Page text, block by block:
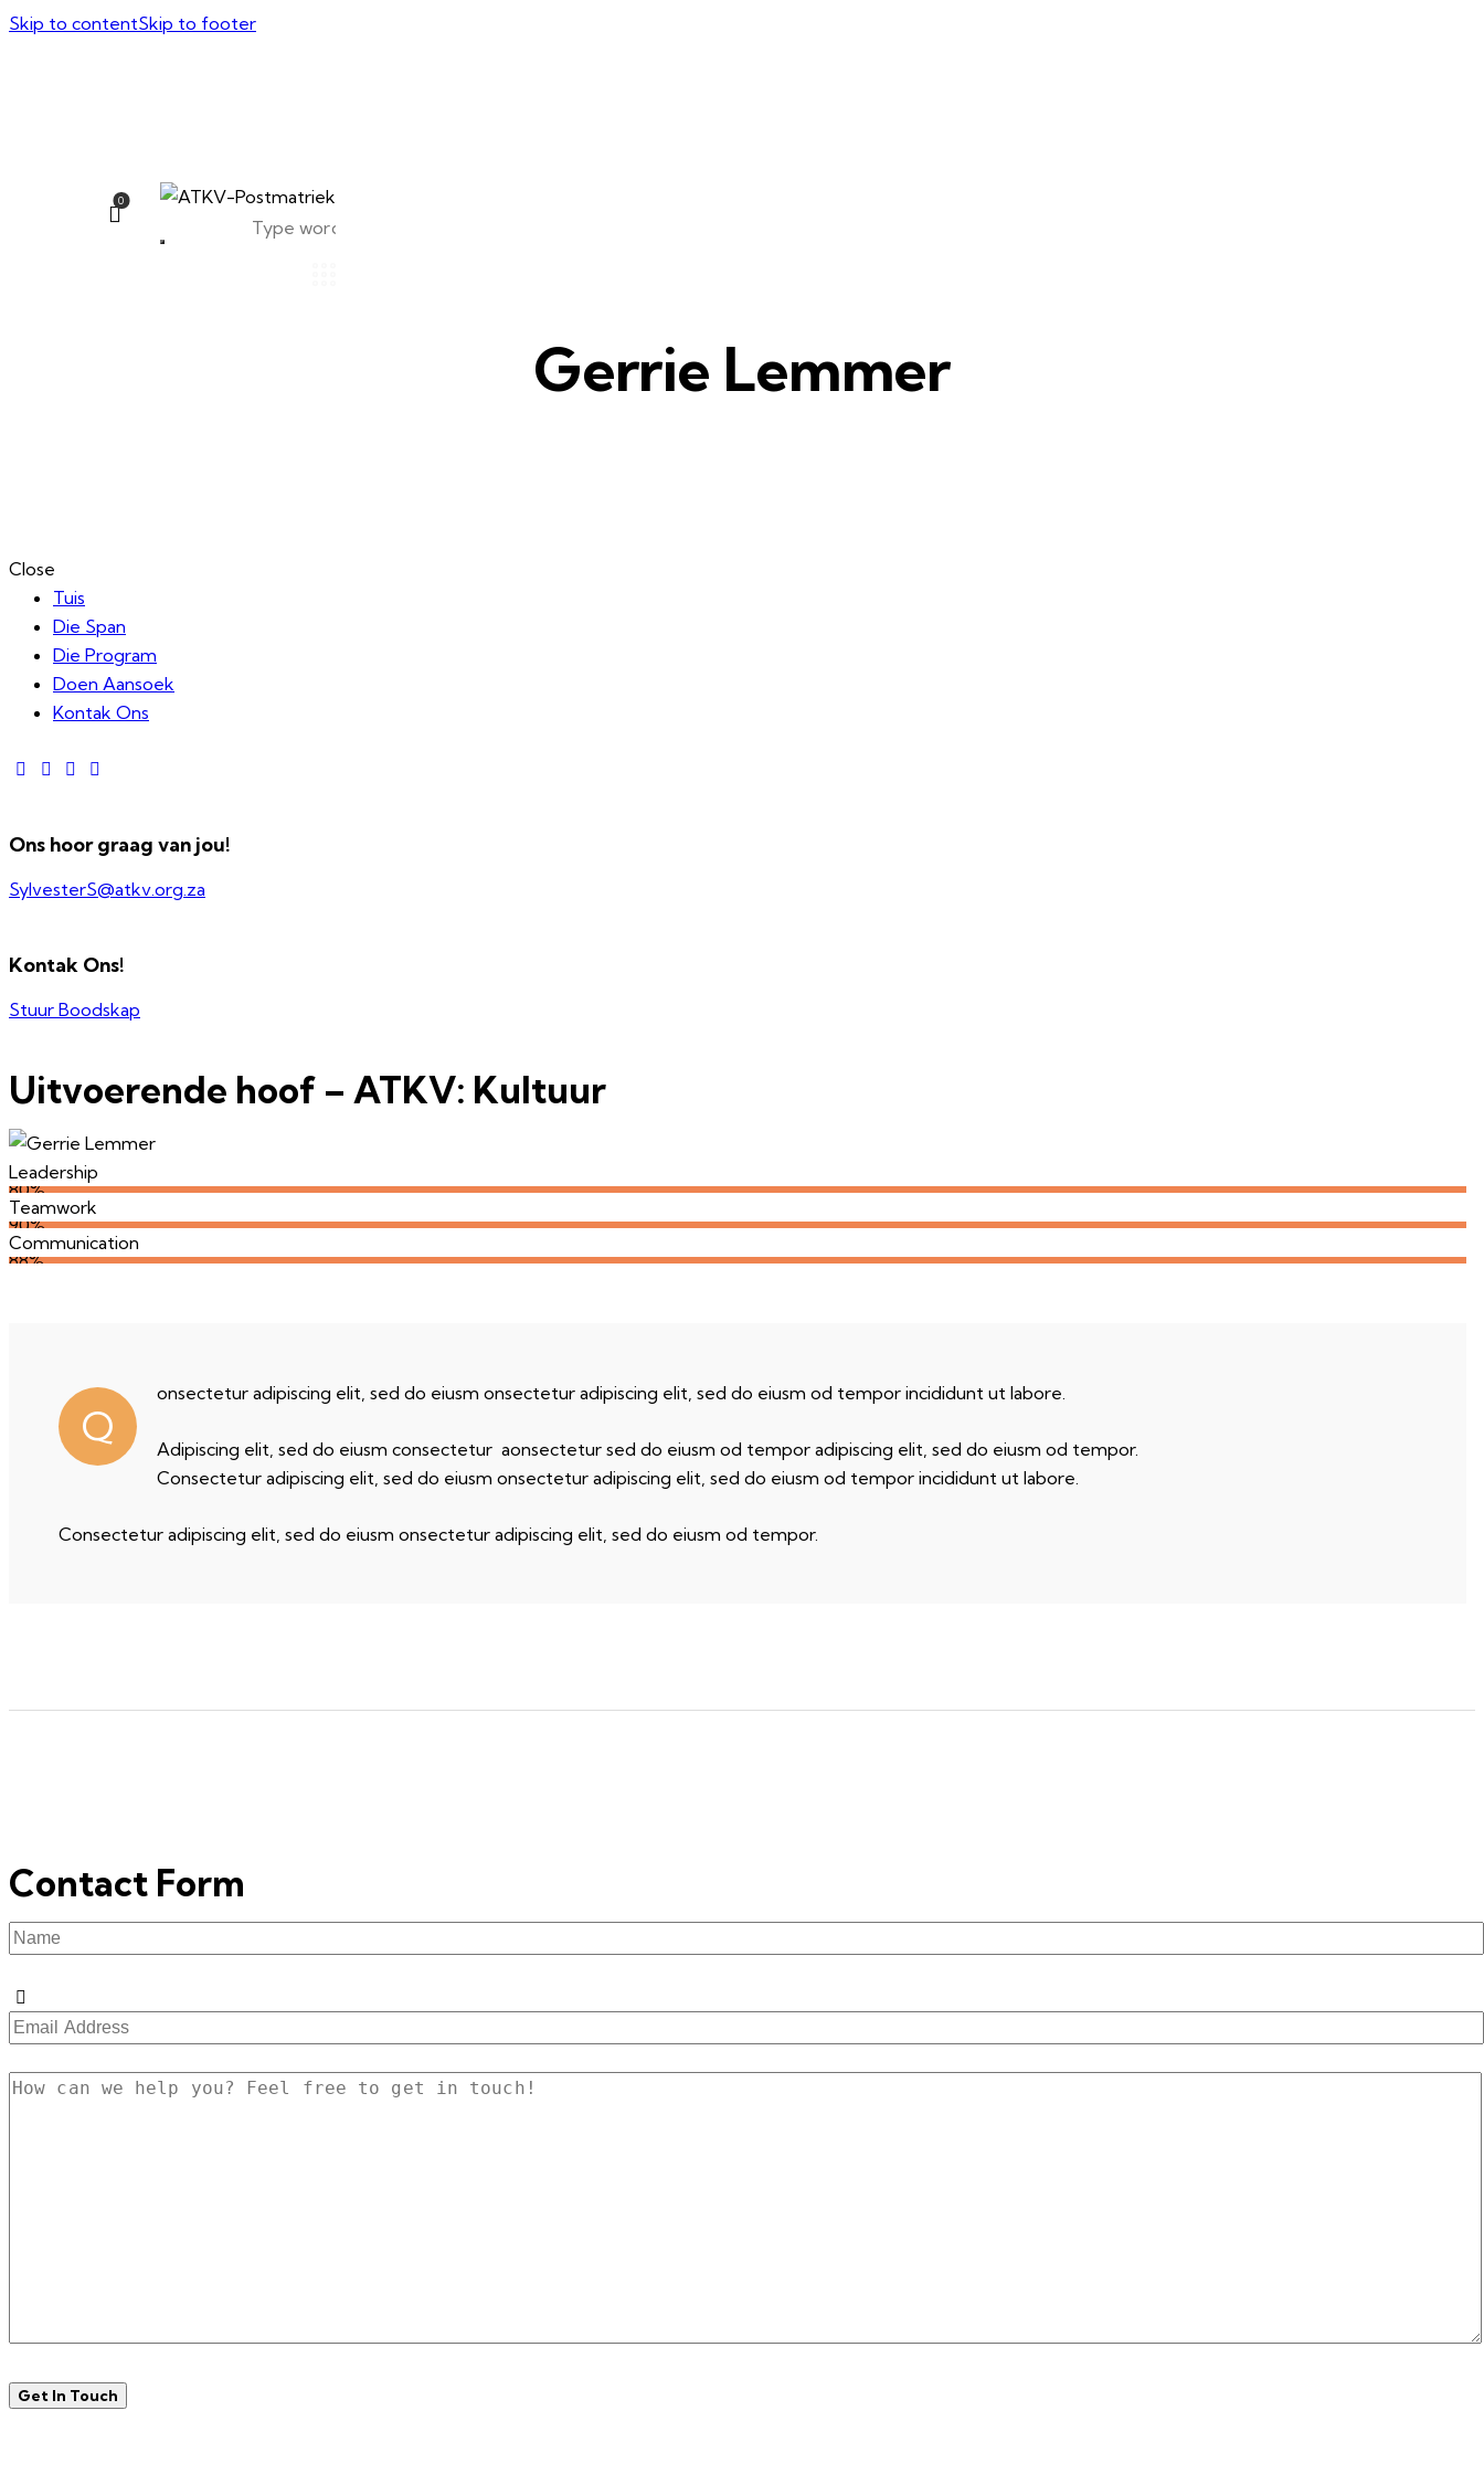
Skip to contentSkip to footer
0
Gerrie Lemmer
Close
Tuis
Die Span
Die Program
Doen Aansoek
Kontak Ons
Ons hoor graag van jou!
SylvesterS@atkv.org.za
Kontak Ons!
Stuur Boodskap
Uitvoerende hoof – ATKV: Kultuur
Leadership
80%
Teamwork
90%
Communication
88%
Q
onsectetur adipiscing elit, sed do eiusm onsectetur adipiscing elit, sed do eiusm od tempor incididunt ut labore.
Adipiscing elit, sed do eiusm consectetur aonsectetur sed do eiusm od tempor adipiscing elit, sed do eiusm od tempor.
Consectetur adipiscing elit, sed do eiusm onsectetur adipiscing elit, sed do eiusm od tempor incididunt ut labore.
Consectetur adipiscing elit, sed do eiusm onsectetur adipiscing elit, sed do eiusm od tempor.
Contact Form